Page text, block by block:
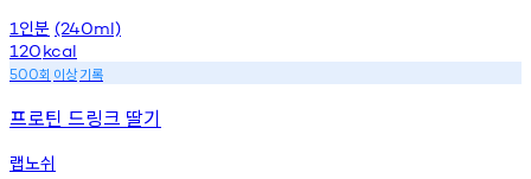
1 인분 (240ml)
120kcal
500회 이상기록
프로틴 드링크 딸기
랩노쉬